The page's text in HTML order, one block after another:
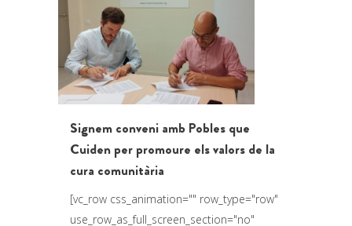
Signem conveni amb Pobles que
Cuiden per promoure els valors de la
cura comunitària
[vc_row css_animation="" row_type="row"
use_row_as_full_screen_section="no"